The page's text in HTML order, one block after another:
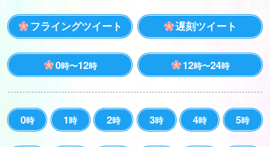
フライングツイート 遅刻ツイート
0時〜12時 12時〜24時
0時 1時 2時 3時 4時 5時